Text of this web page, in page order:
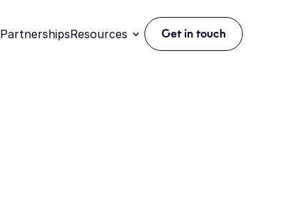
PartnershipsResources Get in touch